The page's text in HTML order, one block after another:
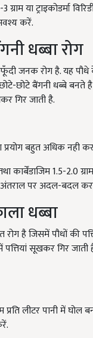
या ट्राइकोडर्मा
करें.
धब्बा रोग
जनक रोग है. यह पौधे
छोटे बैंगनी धब्बे बनते
गिर जाती है.
प्रयोग बहुत अधिक नही
कार्बेंडाजिम 1.5-2.0
पर अदल-बदल
धब्बा
है जिसमें पौधों की
पत्तियां सूखकर गिर
प्रति लीटर पानी में